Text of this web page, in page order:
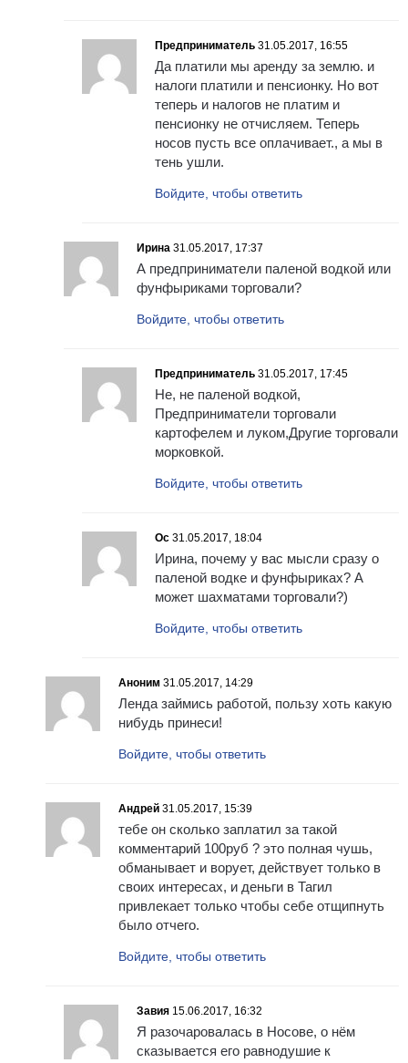
Предприниматель 31.05.2017, 16:55
Да платили мы аренду за землю. и
налоги платили и пенсионку. Но вот
теперь и налогов не платим и
пенсионку не отчисляем. Теперь
носов пусть все оплачивает., а мы в
тень ушли.
Войдите, чтобы ответить
Ирина 31.05.2017, 17:37
А предприниматели паленой водкой или
фунфыриками торговали?
Войдите, чтобы ответить
Предприниматель 31.05.2017, 17:45
Не, не паленой водкой,
Предприниматели торговали
картофелем и луком,Другие торговали
морковкой.
Войдите, чтобы ответить
Ос 31.05.2017, 18:04
Ирина, почему у вас мысли сразу о
паленой водке и фунфыриках? А
может шахматами торговали?)
Войдите, чтобы ответить
Аноним 31.05.2017, 14:29
Ленда займись работой, пользу хоть какую
нибудь принеси!
Войдите, чтобы ответить
Андрей 31.05.2017, 15:39
тебе он сколько заплатил за такой
комментарий 100руб ? это полная чушь,
обманывает и ворует, действует только в
своих интересах, и деньги в Тагил
привлекает только чтобы себе отщипнуть
было отчего.
Войдите, чтобы ответить
Завия 15.06.2017, 16:32
Я разочаровалась в Носове, о нём
сказывается его равнодушие к